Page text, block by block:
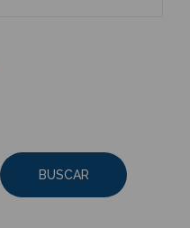
BUSCAR